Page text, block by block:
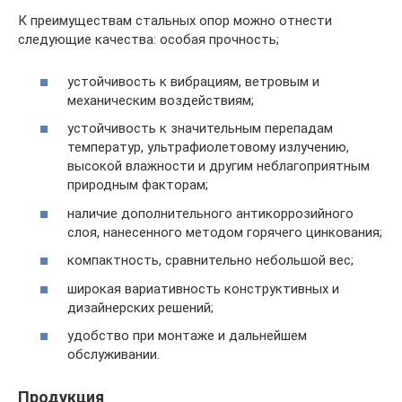
К преимуществам стальных опор можно отнести
следующие качества: особая прочность;
устойчивость к вибрациям, ветровым и
механическим воздействиям;
устойчивость к значительным перепадам
температур, ультрафиолетовому излучению,
высокой влажности и другим неблагоприятным
природным факторам;
наличие дополнительного антикоррозийного
слоя, нанесенного методом горячего цинкования;
компактность, сравнительно небольшой вес;
широкая вариативность конструктивных и
дизайнерских решений;
удобство при монтаже и дальнейшем
обслуживании.
Продукция